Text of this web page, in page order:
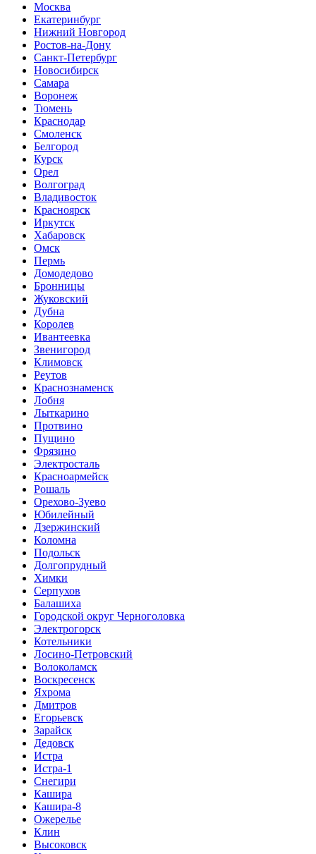
Москва
Екатеринбург
Нижний Новгород
Ростов-на-Дону
Санкт-Петербург
Новосибирск
Самара
Воронеж
Тюмень
Краснодар
Смоленск
Белгород
Курск
Орел
Волгоград
Владивосток
Красноярск
Иркутск
Хабаровск
Омск
Пермь
Домодедово
Бронницы
Жуковский
Дубна
Королев
Ивантеевка
Звенигород
Климовск
Реутов
Краснознаменск
Лобня
Лыткарино
Протвино
Пущино
Фрязино
Электросталь
Красноармейск
Рошаль
Орехово-Зуево
Юбилейный
Дзержинский
Коломна
Подольск
Долгопрудный
Химки
Серпухов
Балашиха
Городской округ Черноголовка
Электрогорск
Котельники
Лосино-Петровский
Волоколамск
Воскресенск
Яхрома
Дмитров
Егорьевск
Зарайск
Дедовск
Истра
Истра-1
Снегири
Кашира
Кашира-8
Ожерелье
Клин
Высоковск